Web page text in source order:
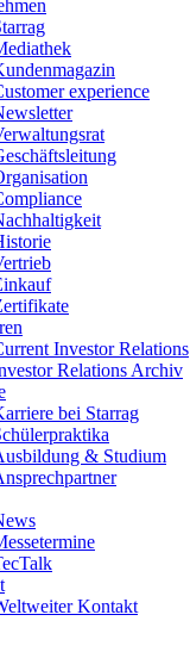
experience
Investor Relations
Relations Archiv
bei Starrag
& Studium
Kontakt